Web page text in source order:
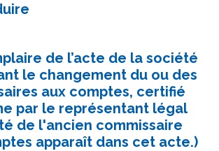
de l’acte de la société
le changement du ou des
aux comptes, certifié
par le représentant légal
de l'ancien commissaire
apparaît dans cet acte.)